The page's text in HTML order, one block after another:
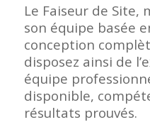
Le Faiseur de
son équipe basée
conception
disposez ainsi de
équipe
disponible,
résultats prouvés.